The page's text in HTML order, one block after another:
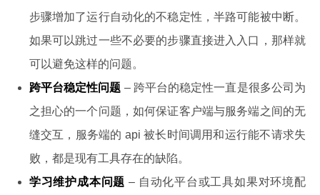
步骤增加了运行自动化的不稳定性，半路可能被中断。
如果可以跳过一些不必要的步骤直接进入入口，那样就
可以避免这样的问题。
跨平台稳定性问题 – 跨平台的稳定性一直是很多公司为
之担心的一个问题，如何保证客户端与服务端之间的无
缝交互，服务端的 api 被长时间调用和运行能不请求失
败，都是现有工具存在的缺陷。
学习维护成本问题 – 自动化平台或工具如果对环境配